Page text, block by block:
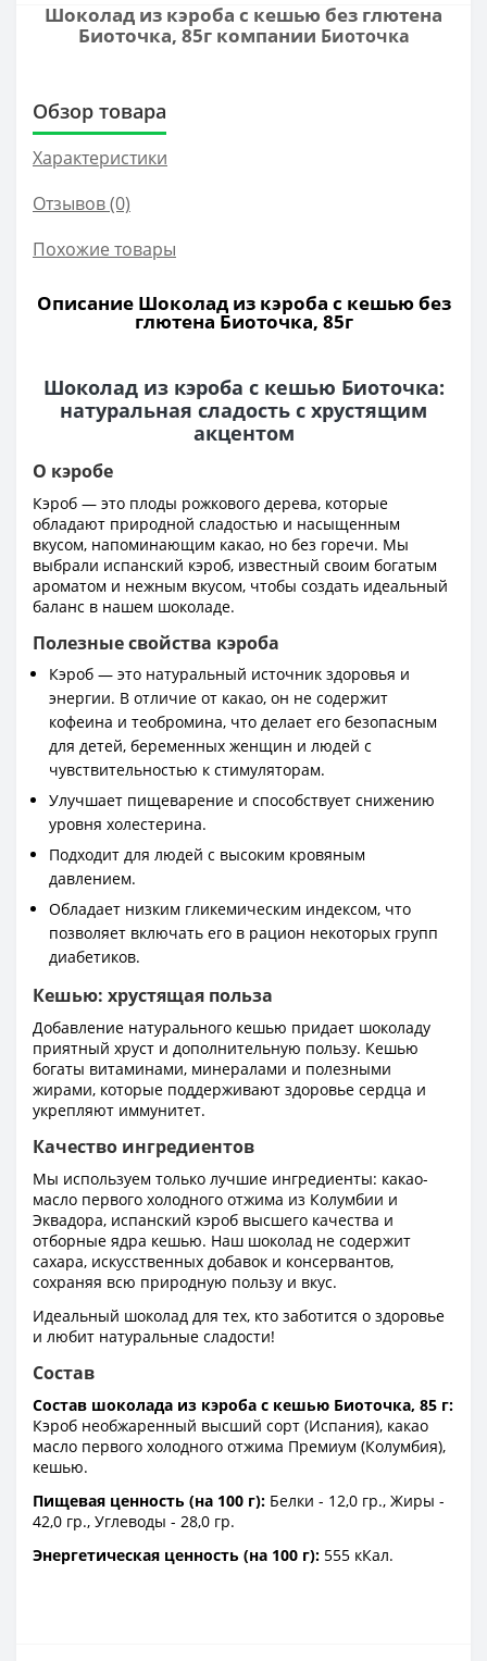
Шоколад из кэроба с кешью без глютена
Биоточка, 85г компании Биоточка
Обзор товара
Характеристики
Отзывов (0)
Похожие товары
Описание Шоколад из кэроба с кешью без
глютена Биоточка, 85г
Шоколад из кэроба с кешью Биоточка:
натуральная сладость с хрустящим
акцентом
О кэробе
Кэроб — это плоды рожкового дерева, которые
обладают природной сладостью и насыщенным
вкусом, напоминающим какао, но без горечи. Мы
выбрали испанский кэроб, известный своим богатым
ароматом и нежным вкусом, чтобы создать идеальный
баланс в нашем шоколаде.
Полезные свойства кэроба
Кэроб — это натуральный источник здоровья и
энергии. В отличие от какао, он не содержит
кофеина и теобромина, что делает его безопасным
для детей, беременных женщин и людей с
чувствительностью к стимуляторам.
Улучшает пищеварение и способствует снижению
уровня холестерина.
Подходит для людей с высоким кровяным
давлением.
Обладает низким гликемическим индексом, что
позволяет включать его в рацион некоторых групп
диабетиков.
Кешью: хрустящая польза
Добавление натурального кешью придает шоколаду
приятный хруст и дополнительную пользу. Кешью
богаты витаминами, минералами и полезными
жирами, которые поддерживают здоровье сердца и
укрепляют иммунитет.
Качество ингредиентов
Мы используем только лучшие ингредиенты: какао-
масло первого холодного отжима из Колумбии и
Эквадора, испанский кэроб высшего качества и
отборные ядра кешью. Наш шоколад не содержит
сахара, искусственных добавок и консервантов,
сохраняя всю природную пользу и вкус.
Идеальный шоколад для тех, кто заботится о здоровье
и любит натуральные сладости!
Состав
Состав шоколада из кэроба с кешью Биоточка, 85 г:
Кэроб необжаренный высший сорт (Испания), какао
масло первого холодного отжима Премиум (Колумбия),
кешью.
Пищевая ценность (на 100 г): Белки - 12,0 гр., Жиры -
42,0 гр., Углеводы - 28,0 гр.
Энергетическая ценность (на 100 г): 555 кКал.